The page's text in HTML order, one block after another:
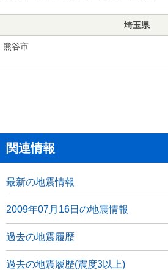
埼玉県
熊谷市
関連情報
最新の地震情報
2009年07月16日の地震情報
過去の地震履歴
過去の地震履歴(震度3以上)